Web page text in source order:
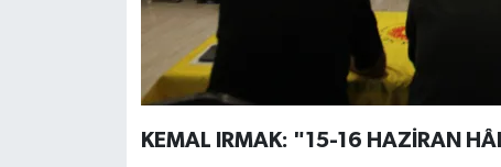
KEMAL IRMAK: "15-16 HAZİRAN